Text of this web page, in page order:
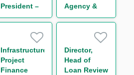
President –
Regulatory
Agency &
Transaction
Solutions
Group H/F
Infrastructure
Project
Finance
Director,
Head of
Loan Review